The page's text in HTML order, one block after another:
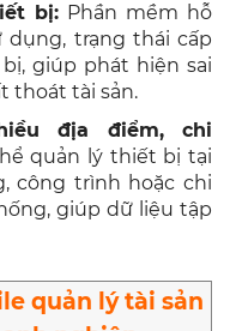
bị: Phần mềm hỗ
trạng thái cấp
giúp phát hiện sai
thoát tài sản.
địa điểm, chi
quản lý thiết bị tại
công trình hoặc chi
giúp dữ liệu tập
quản lý tài sản